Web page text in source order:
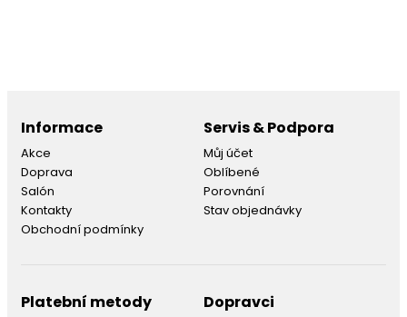
Informace
Akce
Doprava
Salón
Kontakty
Obchodní podmínky
Servis & Podpora
Můj účet
Oblíbené
Porovnání
Stav objednávky
Platební metody Dopravci